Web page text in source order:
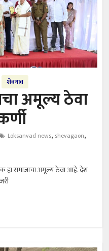
शेवगांव
अमूल्य ठेवा
Loksanvad news, shevagaon,
हा समाजाचा अमूल्य ठेवा आहे. देश